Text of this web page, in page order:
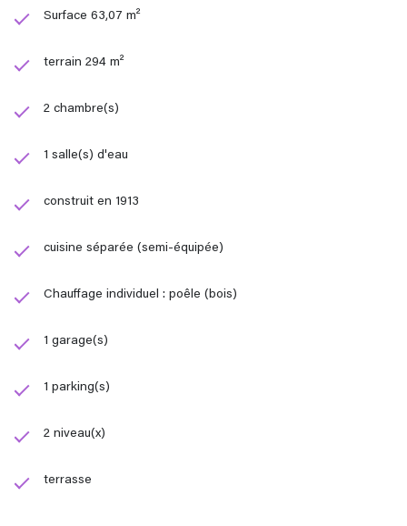
Surface 63,07 m²
terrain 294 m²
2 chambre(s)
1 salle(s) d'eau
construit en 1913
cuisine séparée (semi-équipée)
Chauffage individuel : poêle (bois)
1 garage(s)
1 parking(s)
2 niveau(x)
terrasse